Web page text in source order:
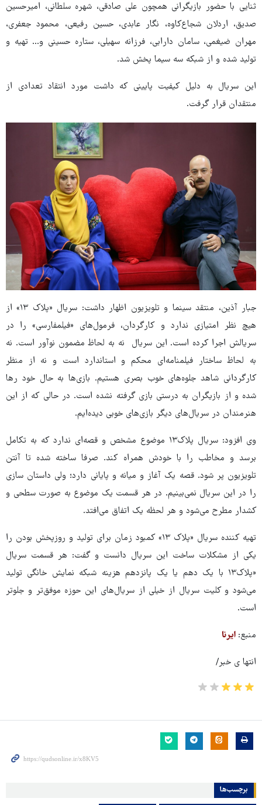
ثنایی با حضور بازیگرانی همچون علی صادقی، شهره سلطانی، امیرحسین
صدیق، اردلان شجاع‌کاوه، نگار عابدی، حسین رفیعی، محمود جعفری،
مهران ضیغمی، سامان دارابی، فرزانه سهیلی، ستاره حسینی و… تهیه و
تولید شده و از شبکه سه سیما پخش شد.
این سریال به دلیل کیفیت پایینی که داشت مورد انتقاد تعدادی از
منتقدان قرار گرفت.
جبار آذین، منتقد سینما و تلویزیون اظهار داشت: سریال «پلاک ۱۳» از
هیچ نظر امتیازی ندارد و کارگردان، فرمول‌های «فیلمفارسی» را در
سریالش اجرا کرده است. این سریال نه به لحاظ مضمون نوآور است. نه
به لحاظ ساختار فیلمنامه‌ای محکم و استاندارد است و نه از منظر
کارگردانی شاهد جلوه‌های خوب بصری هستیم. بازی‌ها به حال خود رها
شده و از بازیگران به درستی بازی گرفته نشده است. در حالی که از این
هنرمندان در سریال‌های دیگر بازی‌های خوبی دیده‌ایم.
وی افزود: سریال پلاک۱۳ موضوع مشخص و قصه‌ای ندارد که به تکامل
برسد و مخاطب را با خودش همراه کند. صرفا ساخته شده تا آنتن
تلویزیون پر شود. قصه یک آغاز و میانه و پایانی دارد؛ ولی داستان سازی
را در این سریال نمی‌بینیم. در هر قسمت یک موضوع به صورت سطحی و
کشدار مطرح می‌شود و هر لحظه یک اتفاق می‌افتد.
تهیه کننده سریال «پلاک ۱۳» کمبود زمان برای تولید و روزپخش بودن را
یکی از مشکلات ساخت این سریال دانست و گفت: هر قسمت سریال
«پلاک۱۳ با یک دهم یا یک پانزدهم هزینه شبکه نمایش خانگی تولید
می‌شود و کلیت سریال از خیلی از سریال‌های این حوزه موفق‌تر و جلوتر
است.
منبع: ایرنا
انتها ی خبر/
برچسب‌ها